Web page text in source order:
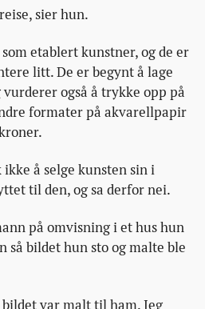
sier hun.
etablert kunstner, og de er
litt. De er begynt å lage
også å trykke opp på
formater på akvarellpapir
å selge kunsten sin i
til den, og sa derfor nei.
på omvisning i et hus hun
så bildet hun sto og malte ble
var malt til ham. Jeg